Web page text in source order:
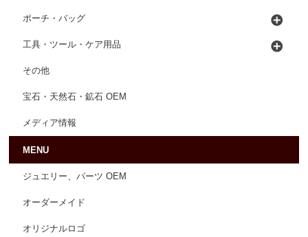
ポーチ・バッグ
工具・ツール・ケア用品
その他
宝石・天然石・鉱石 OEM
メディア情報
MENU
ジュエリー、パーツ OEM
オーダーメイド
オリジナルロゴ